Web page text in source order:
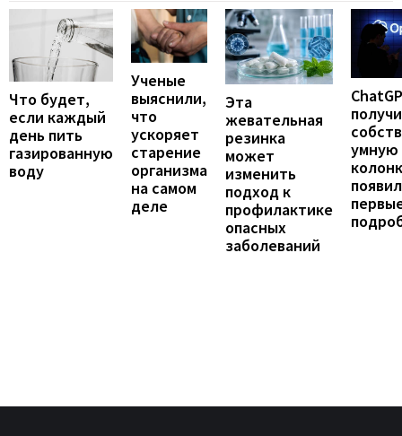
Что будет,
если каждый
день пить
газированную
воду
Ученые
выяснили,
что
ускоряет
старение
организма
на самом
деле
Эта
жевательная
резинка
может
изменить
подход к
профилактике
опасных
заболеваний
умную